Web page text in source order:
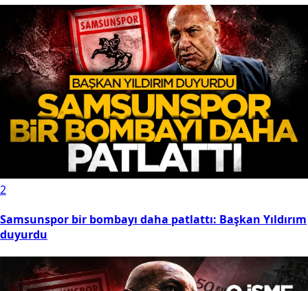
2
Samsunspor bir bombayı daha patlattı: Başkan Yıldırım
duyurdu